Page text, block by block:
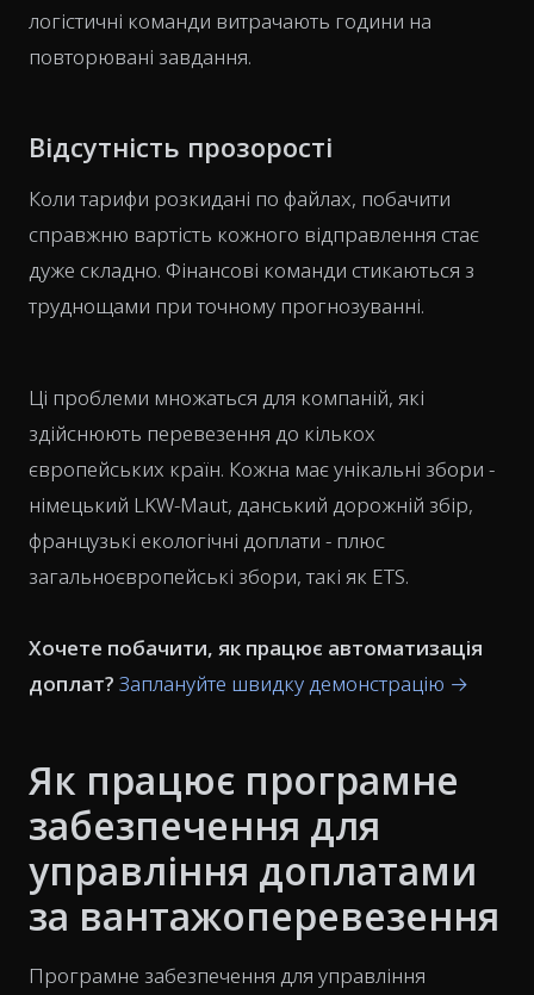
логістичні команди витрачають години на
повторювані завдання.
Відсутність прозорості
Коли тарифи розкидані по файлах, побачити
справжню вартість кожного відправлення стає
дуже складно. Фінансові команди стикаються з
труднощами при точному прогнозуванні.
Ці проблеми множаться для компаній, які
здійснюють перевезення до кількох
європейських країн. Кожна має унікальні збори -
німецький LKW-Maut, данський дорожній збір,
французькі екологічні доплати - плюс
загальноєвропейські збори, такі як ETS.
Хочете побачити, як працює автоматизація
доплат? Заплануйте швидку демонстрацію →
Як працює програмне
забезпечення для
управління доплатами
за вантажоперевезення
Програмне забезпечення для управління